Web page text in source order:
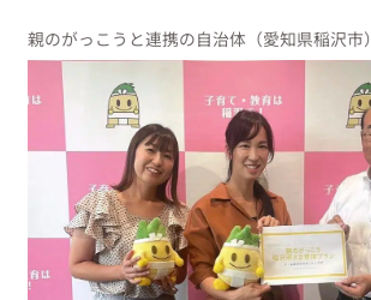
親のがっこうと連携の自治体（愛知県稲沢市）